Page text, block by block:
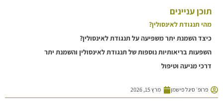
תוכן עניינים
מהי תנגודת לאינסולין?
כיצד השמנת יתר משפיעה על תנגודת לאינסולין?
השפעות בריאותיות נוספות של תנגודת לאינסולין והשמנת יתר
דרכי מניעה וטיפול
פרופ׳ סיגל פישמן מרץ 15, 2026